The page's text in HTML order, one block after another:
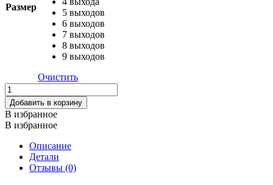
Размер
5 выходов
6 выходов
7 выходов
8 выходов
9 выходов
Очистить
Количество
товара
Коллекторная
группа
с
расходомерами
нерж,
Добавить в корзину
В избранное
В избранное
Описание
Детали
Отзывы (0)